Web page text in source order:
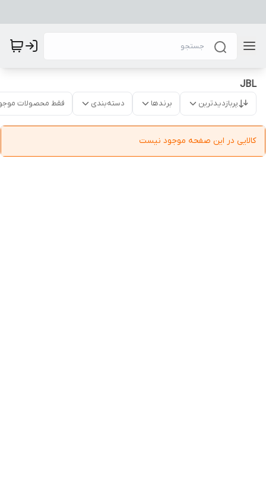
JBL
پربازدیدترین برندها دسته‌بندی فقط محصولات
کالایی در این صفحه موجود نیست